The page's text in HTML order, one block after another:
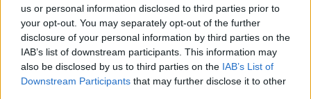
us or personal information disclosed to third parties prior to
your opt-out. You may separately opt-out of the further
disclosure of your personal information by third parties on the
IAB’s list of downstream participants. This information may
also be disclosed by us to third parties on the IAB’s List of
Downstream Participants that may further disclose it to other